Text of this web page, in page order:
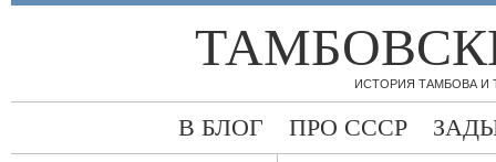
ИСТОРИЯ ТАМБОВА
В БЛОГ ПРО СССР